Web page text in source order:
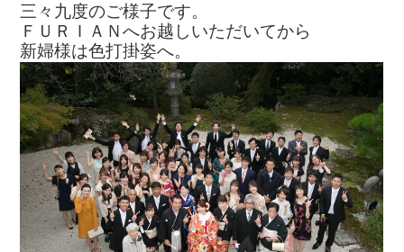
三々九度のご様子です。
ＦＵＲＩＡＮへお越しいただいてから
新婦様は色打掛姿へ。